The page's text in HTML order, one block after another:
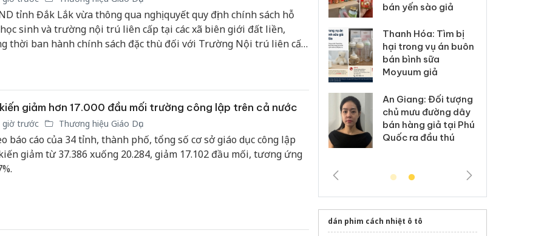
tỉnh Đắk Lắk vừa thông qua nghị quyết quy định chính sách hỗ
sinh và trường nội trú liên cấp tại các xã biên giới đất liền,
thời ban hành chính sách đặc thù đối với Trường Nội trú liên cấp
giảm hơn 17.000 đầu mối trường công lập trên cả nước
giờ trước Thương hiệu Giáo Dục
báo cáo của 34 tỉnh, thành phố, tổng số cơ sở giáo dục công lập
giảm từ 37.386 xuống 20.284, giảm 17.102 đầu mối, tương ứng
bán yến sào giả
Thanh Hóa: Tìm bị
hại trong vụ án buôn
An Giang: Đối tượng
chủ mưu đường dây
bán hàng giả tại Phú
Quốc ra đầu thú
Hưng Yên: Xử lý 6 hộ
kinh doanh bán hàng
công khai hàng ngàn
bảo vệ môi trường
kinh doanh
bán yến sào giả
Thanh Hóa: Tìm bị
hại trong vụ án buôn
bán bình sữa
Moyuum giả
An Giang: Đối tượng
chủ mưu đường dây
bán hàng giả tại Phú
Quốc ra đầu thú
dán phim cách nhiệt ô tô